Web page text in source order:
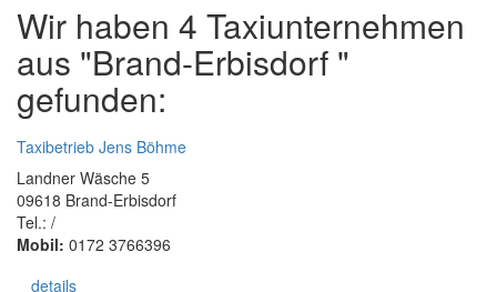
Wir haben 4 Taxiunternehmen
aus "Brand-Erbisdorf "
gefunden:
Taxibetrieb Jens Böhme
Landner Wäsche 5
09618 Brand-Erbisdorf
Tel.: /
Mobil: 0172 3766396
details